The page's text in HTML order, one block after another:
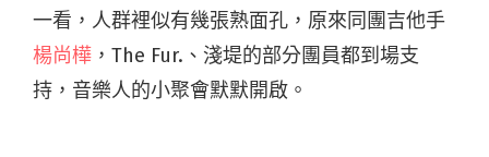
一看，人群裡似有幾張熟面孔，原來同團吉他手
楊尚樺 ，The Fur.、淺堤的部分團員都到場支
持，音樂人的小聚會默默開啟。